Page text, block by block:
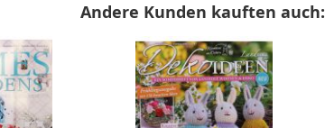
Andere Kunden kauften auch: